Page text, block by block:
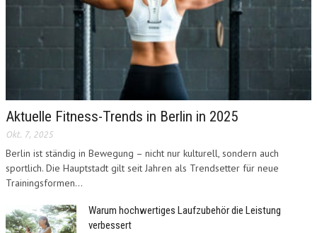
Aktuelle Fitness-Trends in Berlin in 2025
Okt. 7, 2025
Berlin ist ständig in Bewegung – nicht nur kulturell, sondern auch
sportlich. Die Hauptstadt gilt seit Jahren als Trendsetter für neue
Trainingsformen...
Warum hochwertiges Laufzubehör die Leistung
verbessert